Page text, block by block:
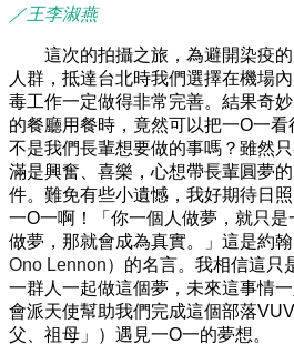
／王李淑燕
這次的拍攝之旅，為避開染疫的
人群，抵達台北時我們選擇在機場
毒工作一定做得非常完善。結果奇
的餐廳用餐時，竟然可以把一O一
不是我們長輩想要做的事嗎？雖然
滿是興奮、喜樂，心想帶長輩圓夢
件。難免有些小遺憾，我好期待日
一O一啊！「你一個人做夢，就只
做夢，那就會成為真實。」這是約
Ono Lennon）的名言。我相信這只
一群人一起做這個夢，未來這事情
會派天使幫助我們完成這個部落
父、祖母」）遇見一O一的夢想。